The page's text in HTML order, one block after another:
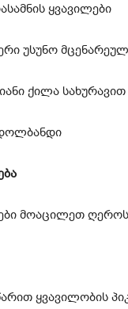
ყვავილები
უსუნო
ქილა სახურავით
მოაცილეთ